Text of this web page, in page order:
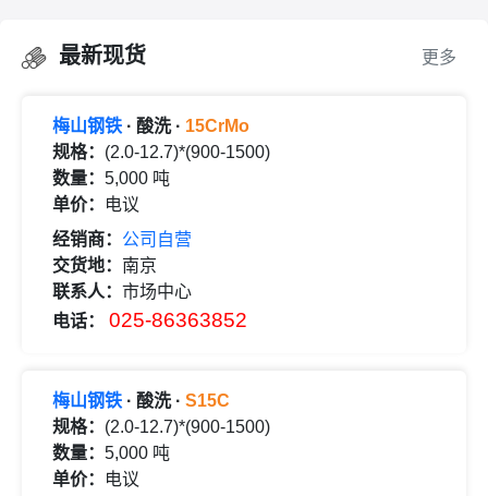
最新现货 更多
梅山钢铁 · 酸洗 · 15CrMo
规格： (2.0-12.7)*(900-1500)
数量： 5,000 吨
单价：
电议
经销商： 公司自营
交货地： 南京
联系人： 市场中心
电话：
025-86363852
梅山钢铁 · 酸洗 · S15C
规格： (2.0-12.7)*(900-1500)
数量： 5,000 吨
单价：
电议